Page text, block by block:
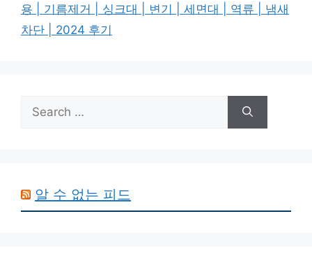
용 | 기름제거 | 싱크대 | 변기 | 세면대 | 역류 | 냄새
차단 | 2024 후기
for:
알 수 없는 피드